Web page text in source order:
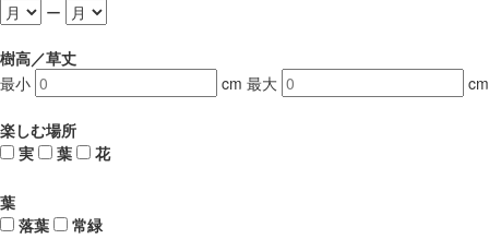
ー
樹高／草丈
最小
cm 最大 cm
楽しむ場所
実
葉 花
葉
落葉
常緑